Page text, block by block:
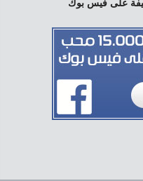
على فيس بوك